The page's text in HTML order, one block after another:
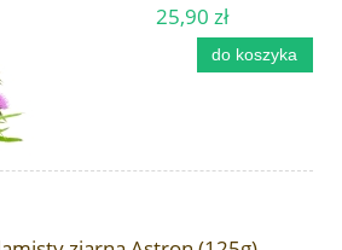
25,90 zł
do koszyka